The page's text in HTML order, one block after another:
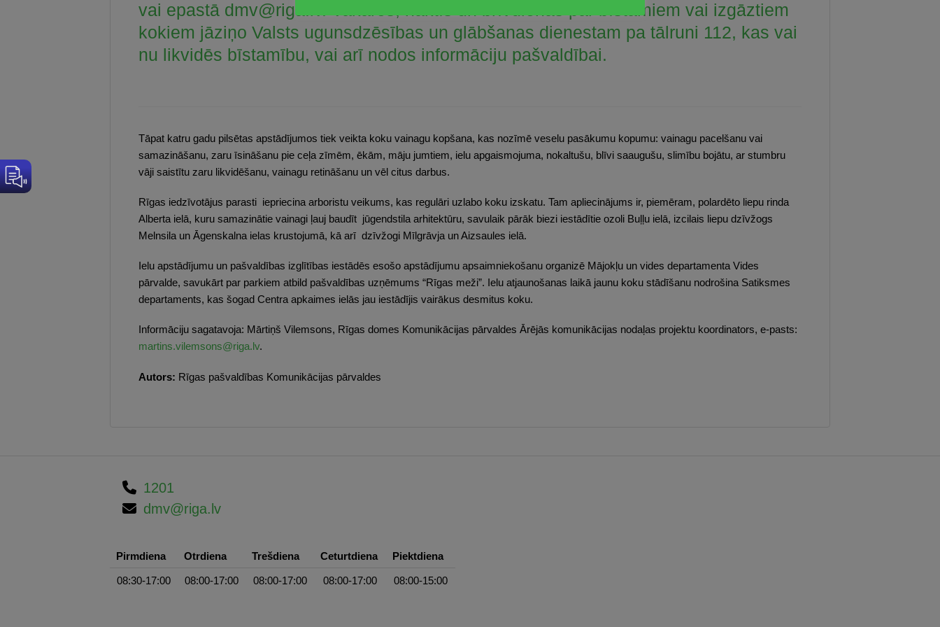
vai epastā dmv@riga.lv
. Vakaros, naktīs un brīvdienās par bīstamiem vai izgāztiem
kokiem jāziņo Valsts ugunsdzēsības un glābšanas dienestam pa tālruni 112, kas vai
nu likvidēs bīstamību, vai arī nodos informāciju pašvaldībai.
Tāpat katru gadu pilsētas apstādījumos tiek veikta koku vainagu kopšana, kas nozīmē veselu pasākumu kopumu: vainagu pacelšanu vai
samazināšanu, zaru īsināšanu pie ceļa zīmēm, ēkām, māju jumtiem, ielu apgaismojuma, nokaltušu, blīvi saaugušu, slimību bojātu, ar stumbru
vāji saistītu zaru likvidēšanu, vainagu retināšanu un vēl citus darbus.
Rīgas iedzīvotājus parasti iepriecina arboristu veikums, kas regulāri uzlabo koku izskatu. Tam apliecinājums ir, piemēram, polardēto liepu rinda
Alberta ielā, kuru samazinātie vainagi ļauj baudīt jūgendstila arhitektūru, savulaik pārāk biezi iestādītie ozoli Buļļu ielā, izcilais liepu dzīvžogs
Melnsila un Āgenskalna ielas krustojumā, kā arī dzīvžogi Mīlgrāvja un Aizsaules ielā.
Ielu apstādījumu un pašvaldības izglītības iestādēs esošo apstādījumu apsaimniekošanu organizē Mājokļu un vides departamenta Vides
pārvalde, savukārt par parkiem atbild pašvaldības uzņēmums “Rīgas meži”. Ielu atjaunošanas laikā jaunu koku stādīšanu nodrošina Satiksmes
departaments, kas šogad Centra apkaimes ielās jau iestādījis vairākus desmitus koku.
Informāciju sagatavoja: Mārtiņš Vilemsons, Rīgas domes Komunikācijas pārvaldes Ārējās komunikācijas nodaļas projektu koordinators, e-pasts:
martins.vilemsons@riga.lv.
Autors: Rīgas pašvaldības Komunikācijas pārvaldes
1201
dmv@riga.lv
Pirmdiena Otrdiena Trešdiena Ceturtdiena Piektdiena
08:30-17:00 08:00-17:00 08:00-17:00 08:00-17:00 08:00-15:00